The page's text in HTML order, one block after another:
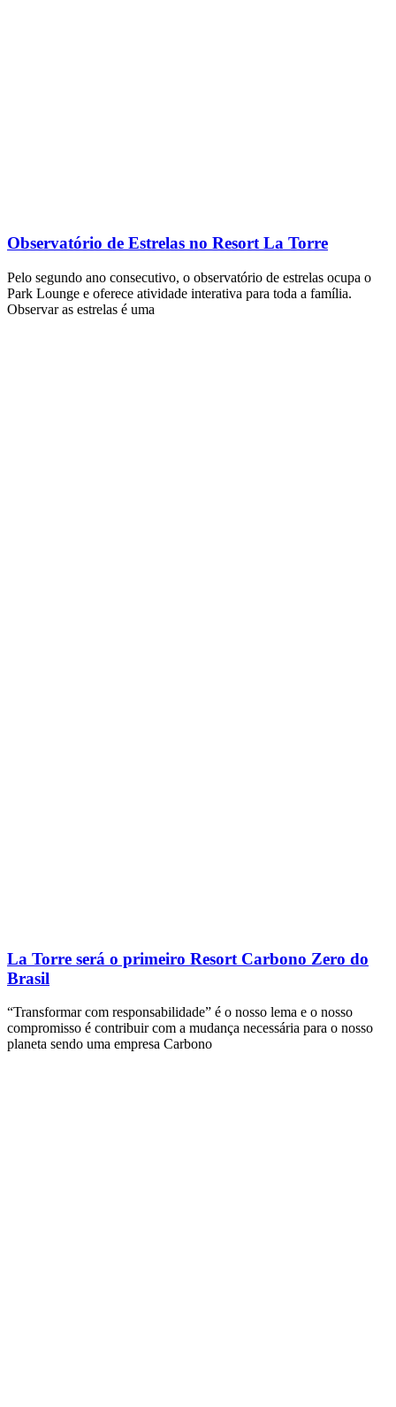
Observatório de Estrelas no Resort La Torre
Pelo segundo ano consecutivo, o observatório de estrelas ocupa o
Park Lounge e oferece atividade interativa para toda a família.
Observar as estrelas é uma
La Torre será o primeiro Resort Carbono Zero do
Brasil
“Transformar com responsabilidade” é o nosso lema e o nosso
compromisso é contribuir com a mudança necessária para o nosso
planeta sendo uma empresa Carbono